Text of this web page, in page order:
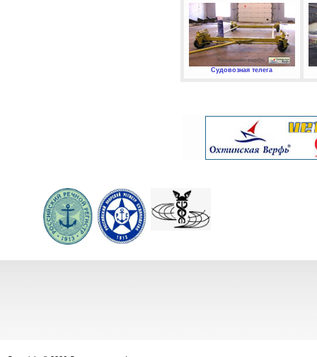
Судовозная телега